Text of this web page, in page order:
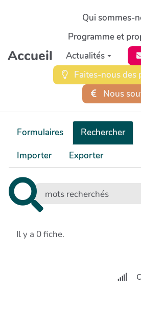
Aller au contenu principal
Accueil
Qui sommes-
Programme et
Actualités
Faites-nous des
Nous
Formulaires Rechercher
Importer
Exporter
Il y a 0 fiche.